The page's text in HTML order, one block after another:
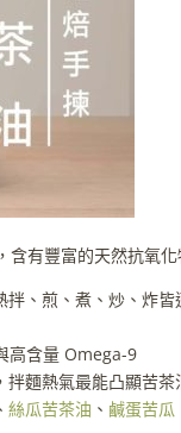
含有豐富的天然抗氧
拌、煎、煮、炒、炸皆
高含量 Omega-9
麵熱氣最能凸顯苦
絲瓜苦茶油 、 鹹蛋苦瓜